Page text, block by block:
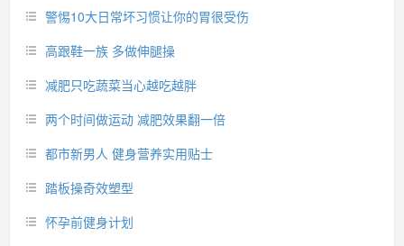
警惕10大日常坏习惯让你的胃很受伤
高跟鞋一族 多做伸腿操
减肥只吃蔬菜当心越吃越胖
两个时间做运动 减肥效果翻一倍
都市新男人 健身营养实用贴士
踏板操奇效塑型
怀孕前健身计划